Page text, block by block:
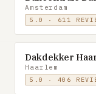
Amsterdam
5.0 · 611
Dakdekker
Haarlem
5.0 · 406